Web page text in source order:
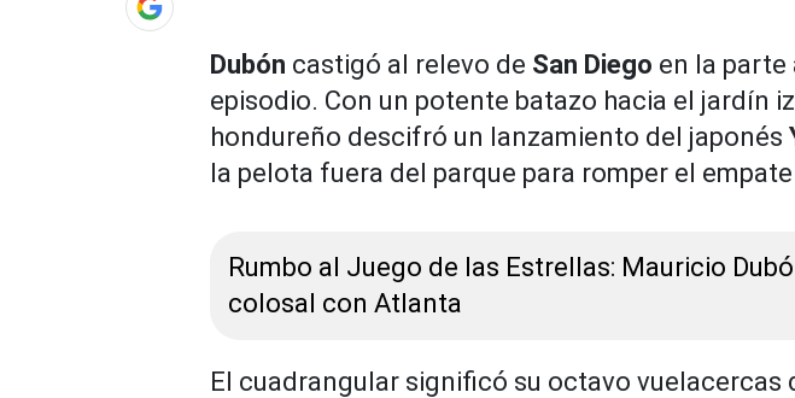
Dubón castigó al relevo de San Diego en la
episodio. Con un potente batazo hacia el jardín
hondureño descifró un lanzamiento del japonés
la pelota fuera del parque para romper el
Rumbo al Juego de las Estrellas: Mauricio
colosal con Atlanta
El cuadrangular significó su octavo vuelacercas